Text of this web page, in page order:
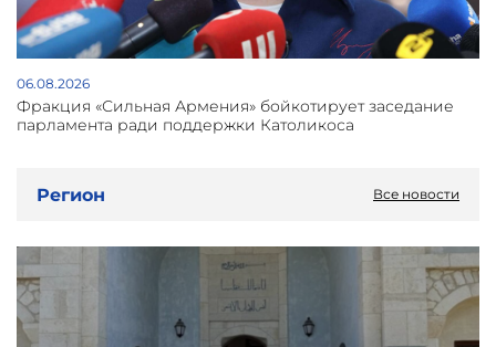
06.08.2026
Фракция «Сильная Армения» бойкотирует заседание
парламента ради поддержки Католикоса
Регион Все новости